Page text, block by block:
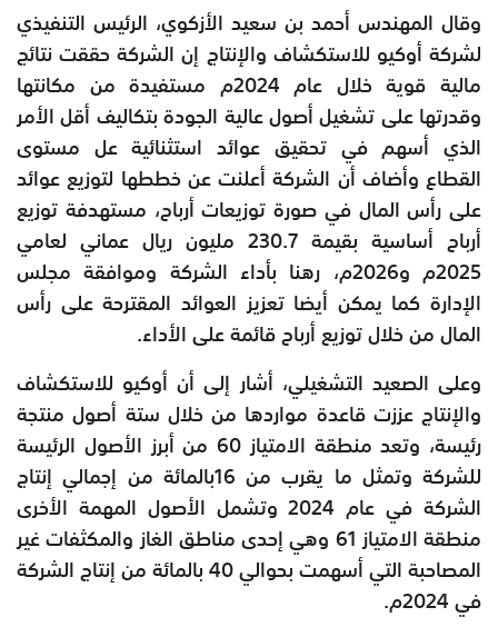
وقال المهندس أحمد بن سعيد الأزكوي، الرئيس التنفيذي
لشركة أوكيو للاستكشاف والإنتاج إن الشركة حققت نتائج
مالية قوية خلال عام 2024م مستفيدة من مكانتها
وقدرتها على تشغيل أصول عالية الجودة بتكاليف أقل الأمر
الذي أسهم في تحقيق عوائد استثنائية عل مستوى
القطاع وأضاف أن الشركة أعلنت عن خططها لتوزيع عوائد
على رأس المال في صورة توزيعات أرباح، مستهدفة توزيع
أرباح أساسية بقيمة 230.7 مليون ريال عماني لعامي
2025م و2026م، رهنا بأداء الشركة وموافقة مجلس
الإدارة كما يمكن أيضا تعزيز العوائد المقترحة على رأس
المال من خلال توزيع أرباح قائمة على الأداء.
وعلى الصعيد التشغيلي، أشار إلى أن أوكيو للاستكشاف
والإنتاج عززت قاعدة مواردها من خلال ستة أصول منتجة
رئيسة، وتعد منطقة الامتياز 60 من أبرز الأصول الرئيسة
للشركة وتمثل ما يقرب من 16بالمائة من إجمالي إنتاج
الشركة في عام 2024 وتشمل الأصول المهمة الأخرى
منطقة الامتياز 61 وهي إحدى مناطق الغاز والمكثفات غير
المصاحبة التي أسهمت بحوالي 40 بالمائة من إنتاج الشركة
في 2024م.